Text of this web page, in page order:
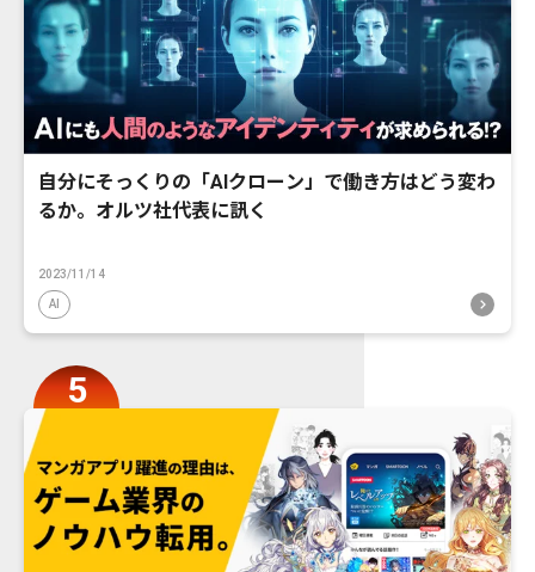
自分にそっくりの「AIクローン」で働き方はどう変わ
るか。オルツ社代表に訊く
2023/11/14
AI